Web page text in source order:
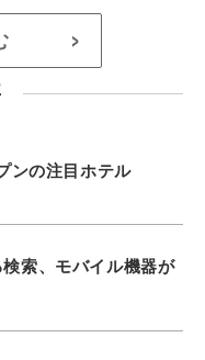
>
ンの注目ホテル
索、モバイル機器が